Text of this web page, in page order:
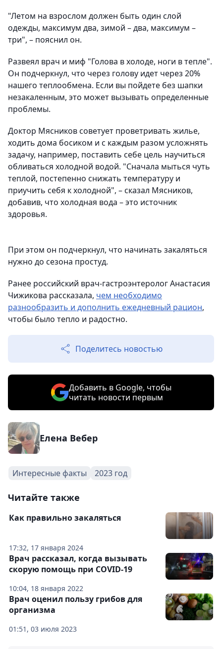
"Летом на взрослом должен быть один слой
одежды, максимум два, зимой – два, максимум –
три", – пояснил он.
Развеял врач и миф "Голова в холоде, ноги в тепле".
Он подчеркнул, что через голову идет через 20%
нашего теплообмена. Если вы пойдете без шапки
незакаленным, это может вызывать определенные
проблемы.
Доктор Мясников советует проветривать жилье,
ходить дома босиком и с каждым разом усложнять
задачу, например, поставить себе цель научиться
обливаться холодной водой. "Сначала мыться чуть
теплой, постепенно снижать температуру и
приучить себя к холодной", – сказал Мясников,
добавив, что холодная вода – это источник
здоровья.
При этом он подчеркнул, что начинать закаляться
нужно до сезона простуд.
Ранее российский врач-гастроэнтеролог Анастасия
Чижикова рассказала, чем необходимо
разнообразить и дополнить ежедневный рацион,
чтобы было тепло и радостно.
Поделитесь новостью
Добавить в Google, чтобы
читать новости первым
Елена Вебер
Интересные факты 2023 год
Читайте также
17:32, 17 января 2024
Как правильно закаляться
10:04, 18 января 2022
Врач рассказал, когда вызывать
скорую помощь при COVID-19
01:51, 03 июля 2023
Врач оценил пользу грибов для
организма